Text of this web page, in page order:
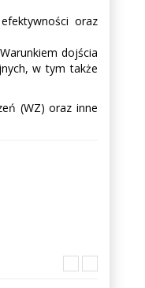
oraz
dojścia
w tym także
(WZ) oraz inne